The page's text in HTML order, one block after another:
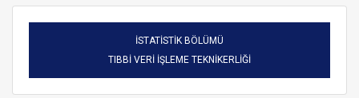
İSTATİSTİK BÖLÜMÜ
TIBBİ VERİ İŞLEME TEKNİKERLİĞİ